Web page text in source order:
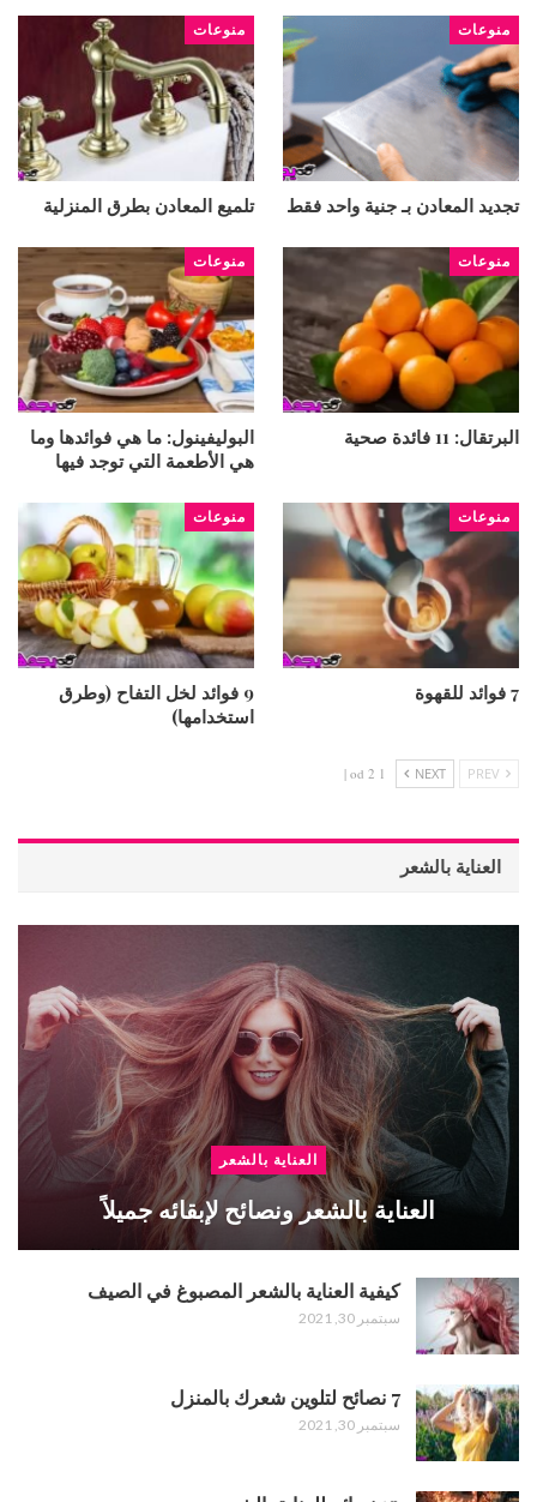
منوعات
تجديد المعادن بـ جنية واحد فقط
منوعات
تلميع المعادن بطرق المنزلية
منوعات
البرتقال: 11 فائدة صحية
منوعات
البوليفينول: ما هي فوائدها وما
هي الأطعمة التي توجد فيها
منوعات
7 فوائد للقهوة
منوعات
9 فوائد لخل التفاح (وطرق
استخدامها)
NEXT
1 od 2 |
العناية بالشعر
العناية بالشعر
العناية بالشعر ونصائح لإبقائه جميلاً
كيفية العناية بالشعر المصبوغ في الصيف
سبتمبر 30, 2021
7 نصائح لتلوين شعرك بالمنزل
سبتمبر 30, 2021